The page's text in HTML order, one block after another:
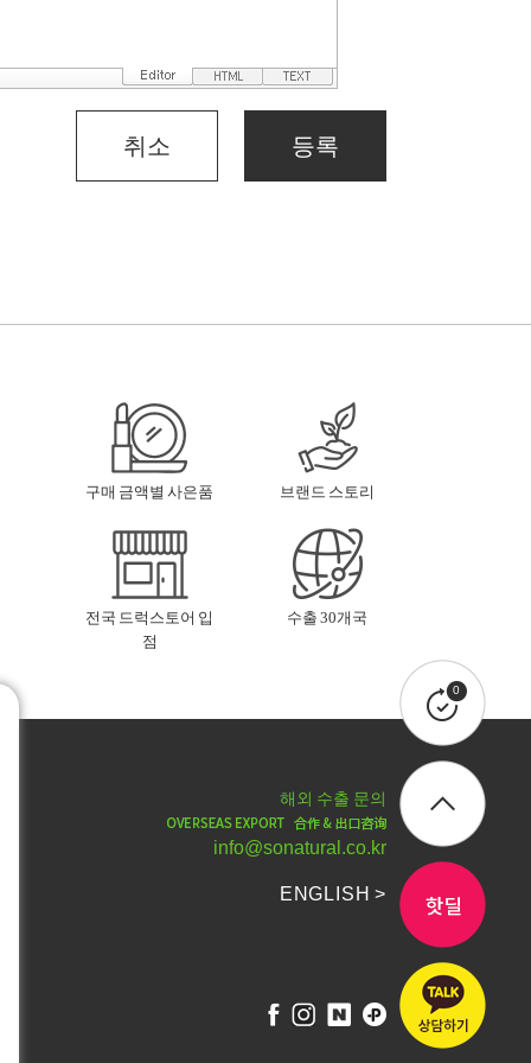
0
취소 등록
구매 금액별 사은품 브랜드 스토리
전국 드럭스토어 입
점
수출 30개국
해외 수출 문의
info@sonatural.co.kr
ENGLISH >